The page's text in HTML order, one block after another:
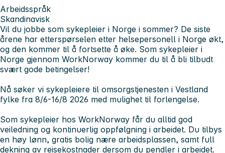
Arbeidsspråk
Skandinavisk
Vil du jobbe som sykepleier i Norge i sommer? De siste
årene har etterspørselen etter helsepersonell i Norge økt,
og den kommer til å fortsette å øke. Som sykepleier i
Norge gjennom WorkNorway kommer du til å bli tilbudt
svært gode betingelser!
Nå søker vi sykepleiere til omsorgstjenesten i Vestland
fylke fra 8/6-16/8 2026 med mulighet til forlengelse.
Som sykepleier hos WorkNorway får du alltid god
veiledning og kontinuerlig oppfølgning i arbeidet. Du tilbys
en høy lønn, gratis bolig nære arbeidsplassen, samt full
dekning av reisekostnader dersom du pendler i arbeidet.